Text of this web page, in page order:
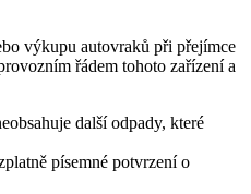
výkupu autovraků při přejímce
řádem tohoto zařízení a
další odpady, které
písemné potvrzení o